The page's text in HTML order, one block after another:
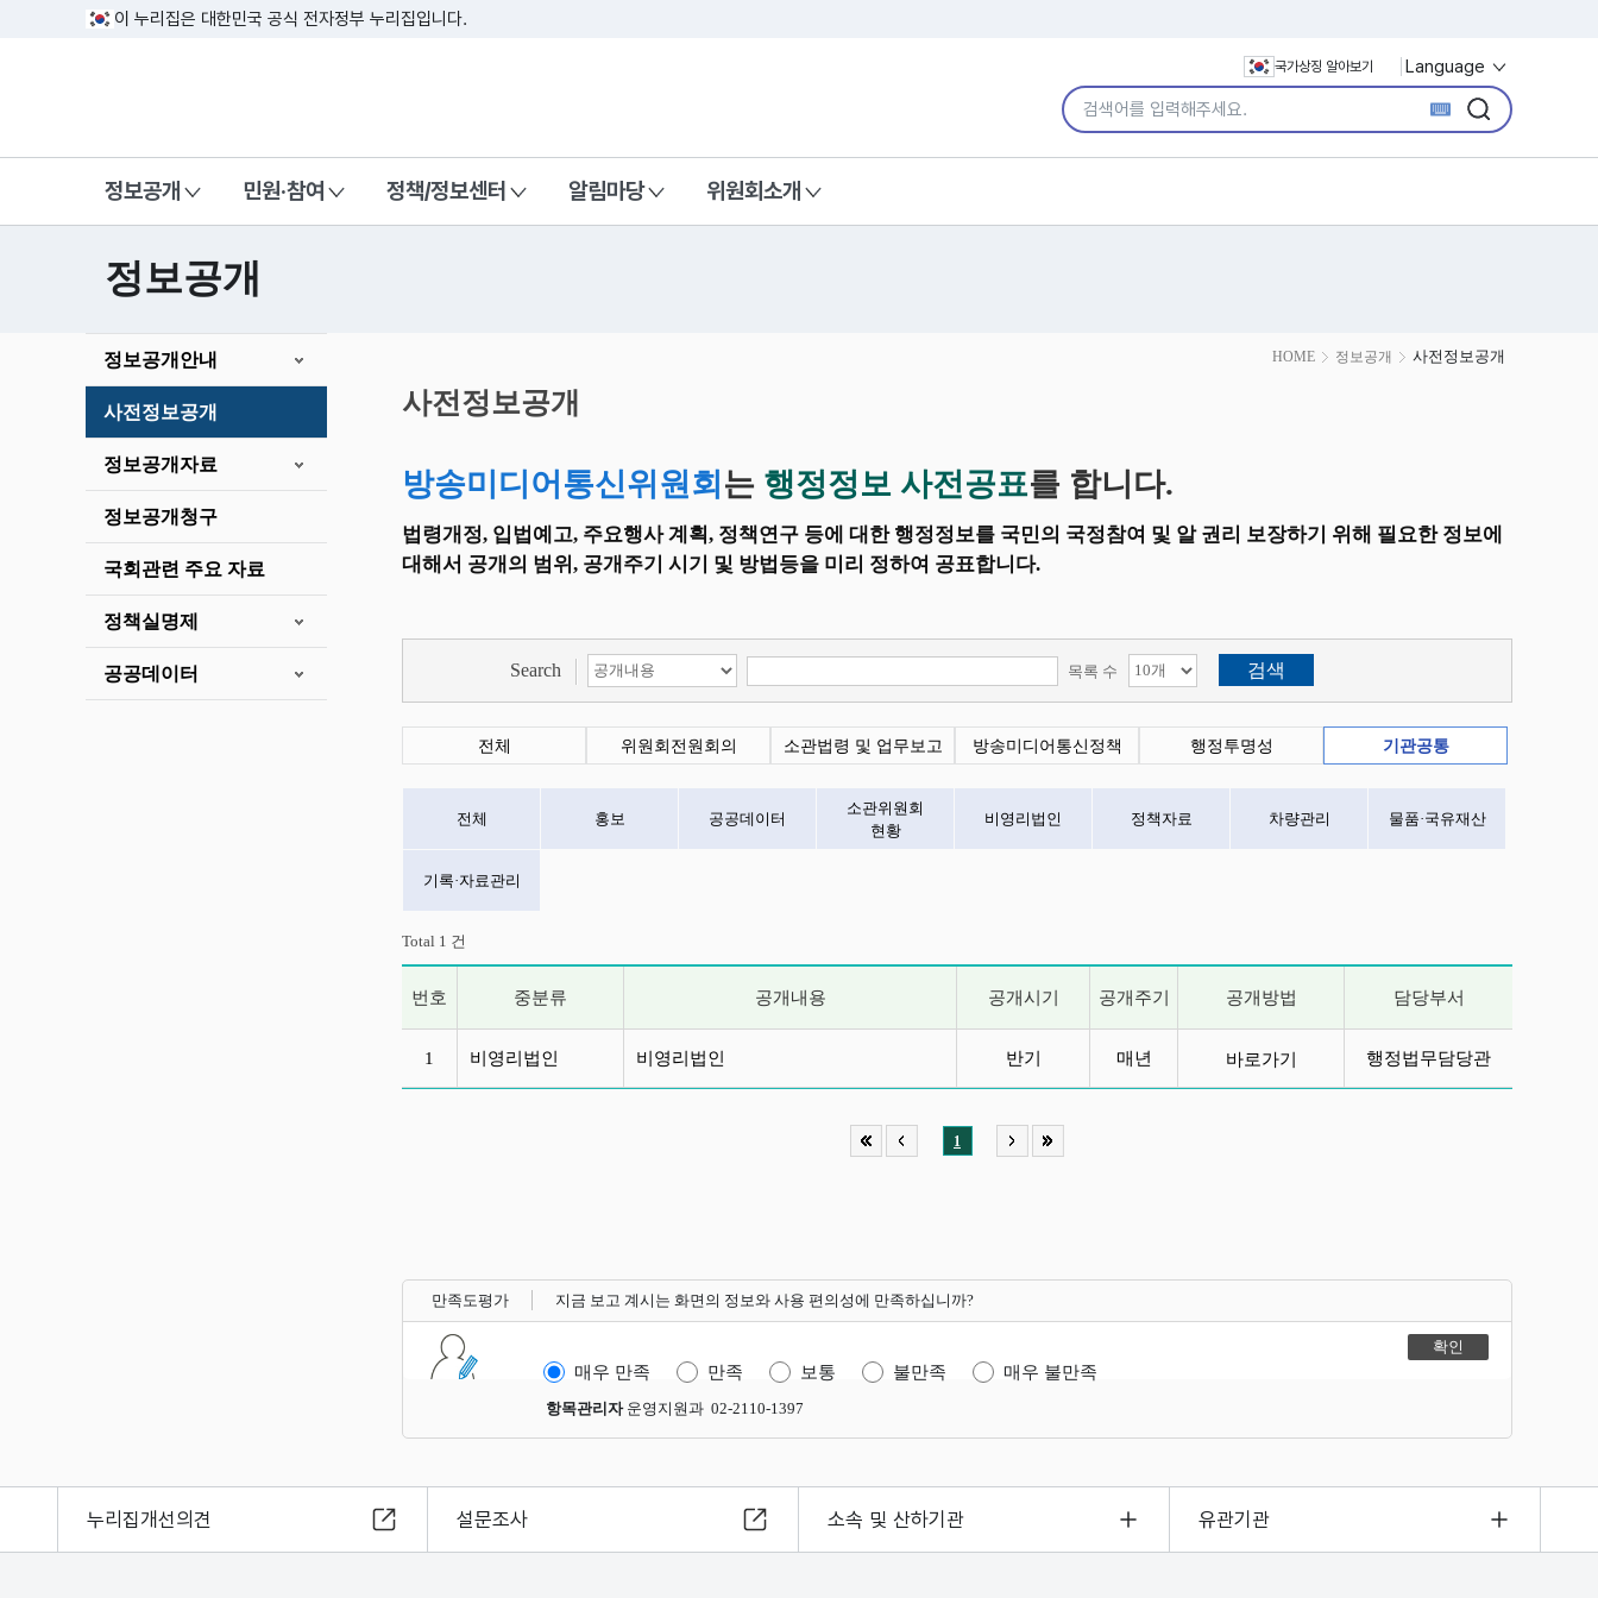
이 누리집은 대한민국 공식 전자정부 누리집입니다.
국가상징 알아보기 Language
통합검색어 입력
검색
검색
정보공개 민원·참여 정책/정보센터 알림마당 위원회소개
정보공개
정보공개안내
사전정보공개
정보공개자료
정보공개청구
국회관련 주요 자료
정책실명제
공공데이터
HOME 정보공개 사전정보공개
시
사전정보공개
방송미디어통신위원회 는 행정정보 사전공표를 합니다.
법령개정, 입법예고, 주요행사 계획, 정책연구 등에 대한 행정정보를 국민의 국정참여 및 알 권리 보장하기 위해 필요한 정보에
대해서 공개의 범위, 공개주기 시기 및 방법등을 미리 정하여 공표합니다.
Search 목록 수
전체 위원회전원회의 소관법령 및 업무보고 방송미디어통신정책 행정투명성 기관공통
전체 홍보 공공데이터
소관위원회
현황
비영리법인 정책자료 차량관리 물품·국유재산
기록·자료관리
Total 1 건
번호 중분류 공개내용 공개시기 공개주기 공개방법 담당부서
1 비영리법인 비영리법인 반기 매년 바로가기 행정법무담당관
1
만족도평가 지금 보고 계시는 화면의 정보와 사용 편의성에 만족하십니까?
매우 만족 만족 보통 불만족 매우 불만족
항목관리자운영지원과 02-2110-1397
누리집개선의견 설문조사 소속 및 산하기관 유관기관